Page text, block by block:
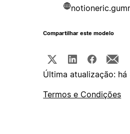
Compartilhar este modelo
Última atualização: há
Termos e Condições